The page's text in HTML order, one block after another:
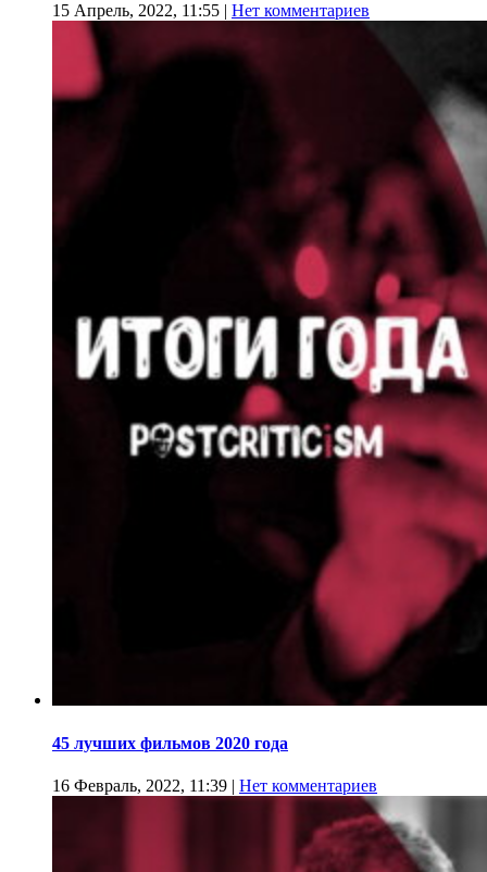
15 Апрель, 2022, 11:55 | Нет комментариев
45 лучших фильмов 2020 года
16 Февраль, 2022, 11:39 | Нет комментариев